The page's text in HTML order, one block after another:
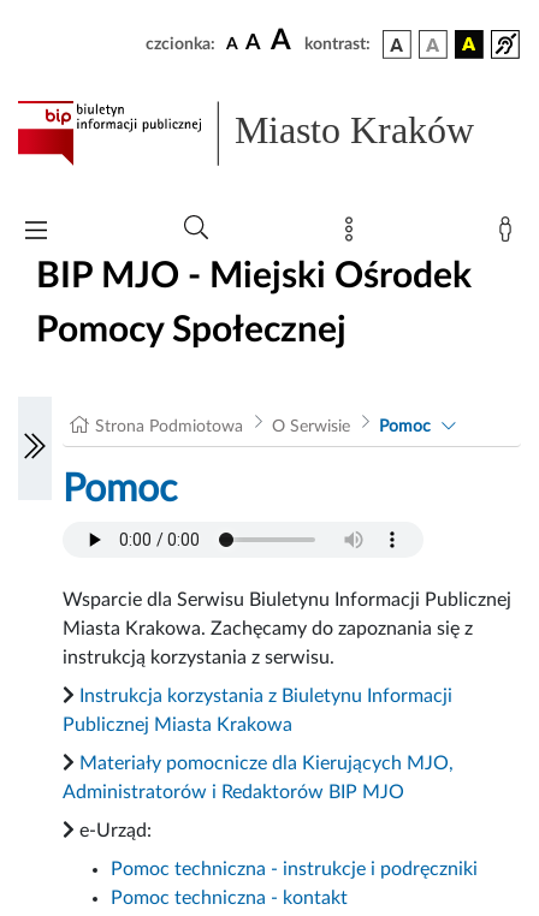
czcionka: A A A kontrast:
Miasto Kraków
BIP MJO - Miejski Ośrodek
Pomocy Społecznej
Strona Podmiotowa O Serwisie Pomoc
Pomoc
Wsparcie dla Serwisu Biuletynu Informacji Publicznej
Miasta Krakowa. Zachęcamy do zapoznania się z
instrukcją korzystania z serwisu.
Instrukcja korzystania z Biuletynu Informacji
Publicznej Miasta Krakowa
Materiały pomocnicze dla Kierujących MJO,
Administratorów i Redaktorów BIP MJO
e-Urząd:
Pomoc techniczna - instrukcje i podręczniki
Pomoc techniczna - kontakt